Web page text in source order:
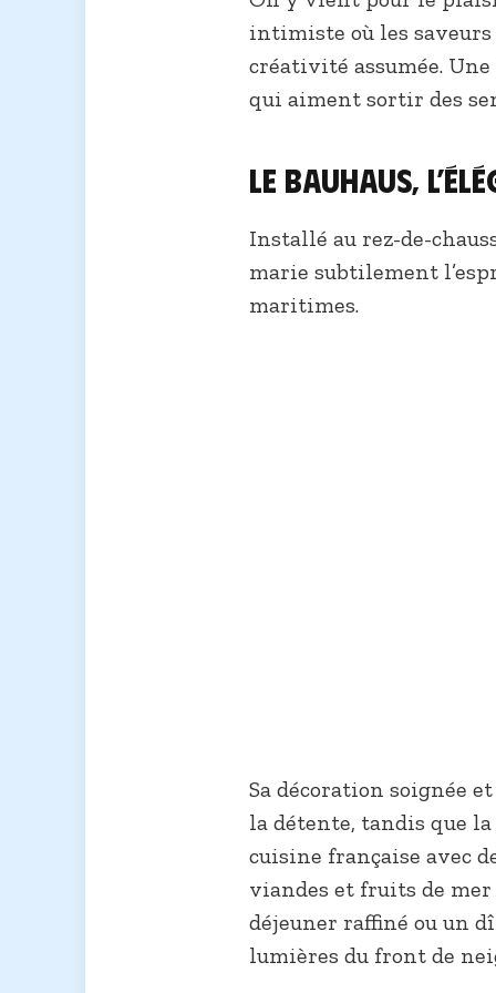
intimiste où les
créativité assumée.
qui aiment sortir des
Le Bauhaus,
Installé au rez-de-
marie subtilement
maritimes.
Sa décoration soignée
la détente, tandis que
cuisine française avec
viandes et fruits de
déjeuner raffiné ou un
lumières du front de